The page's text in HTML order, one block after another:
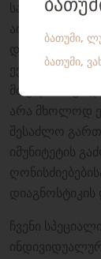
საბავშვო
აინფიცირებენ
დაავადებებით,
მთელი რიგი
არა მხოლოდ
შესაძლო
იმუნიტეტის
ჩვენი